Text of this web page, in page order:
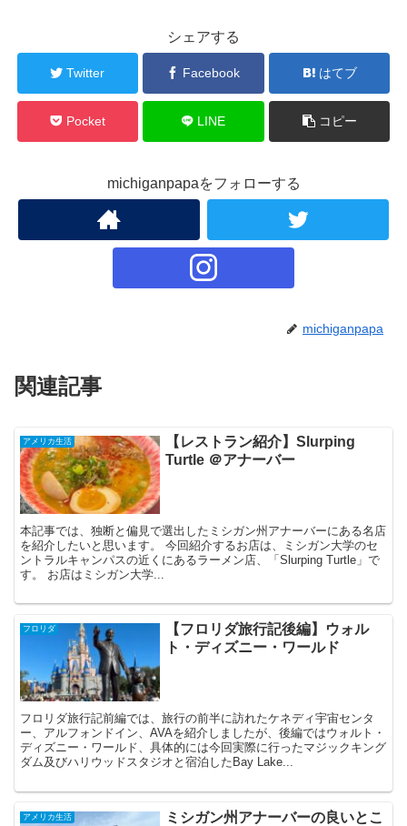
シェアする
Twitter Facebook はてブ
Pocket LINE コピー
michiganpapaをフォローする
michiganpapa
関連記事
アメリカ生活
【レストラン紹介】Slurping
Turtle ＠アナーバー
本記事では、独断と偏見で選出したミシガン州アナーバーにある名店
を紹介したいと思います。 今回紹介するお店は、ミシガン大学のセ
ントラルキャンパスの近くにあるラーメン店、「Slurping Turtle」で
す。 お店はミシガン大学...
フロリダ
【フロリダ旅行記後編】ウォル
ト・ディズニー・ワールド
フロリダ旅行記前編では、旅行の前半に訪れたケネディ宇宙センタ
ー、アルフォンドイン、AVAを紹介しましたが、後編ではウォルト・
ディズニー・ワールド、具体的には今回実際に行ったマジックキング
ダム及びハリウッドスタジオと宿泊したBay Lake...
アメリカ生活
ミシガン州アナーバーの良いとこ